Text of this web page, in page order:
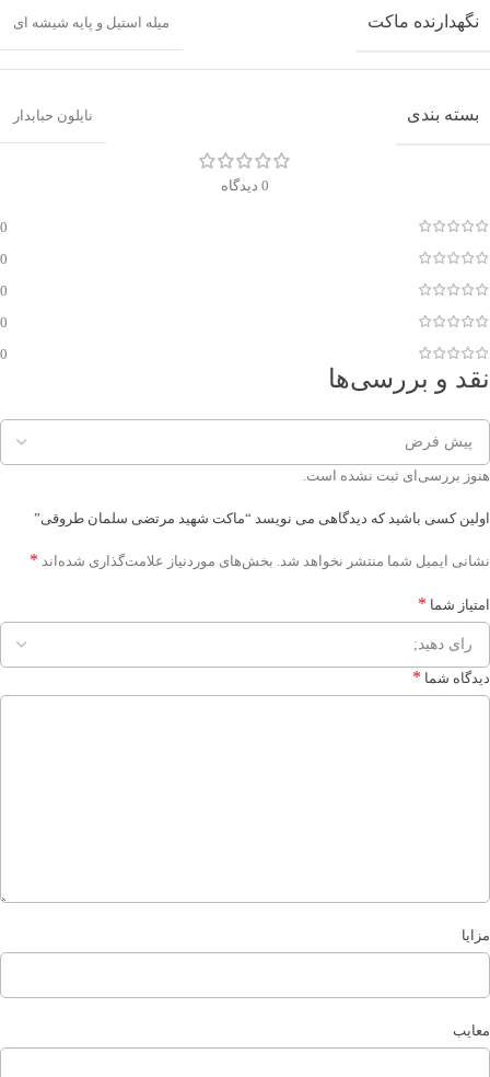
نگهدارنده ماکت میله استیل و پایه شیشه ای
بسته بندی نایلون حبابدار
0 دیدگاه
0
0
0
0
0
نقد و بررسی‌ها
هنوز بررسی‌ای ثبت نشده است.
اولین کسی باشید که دیدگاهی می نویسد “ماکت شهید مرتضی سلمان طروقی”
نشانی ایمیل شما منتشر نخواهد شد. بخش‌های موردنیاز علامت‌گذاری شده‌اند *
امتیاز شما *
دیدگاه شما *
مزایا
معایب